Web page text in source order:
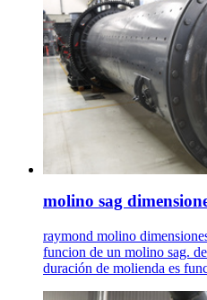
molino sag
raymond molino
funcion de un molino sag.
duración de molienda es